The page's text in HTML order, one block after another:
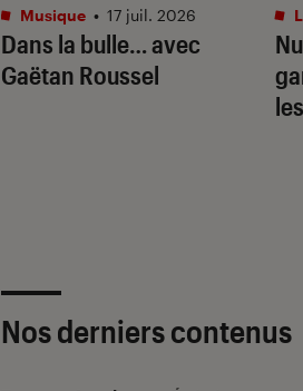
Dans la bulle… avec
Gaëtan Roussel
Musique • 17 juil. 2026
Nos derniers contenus